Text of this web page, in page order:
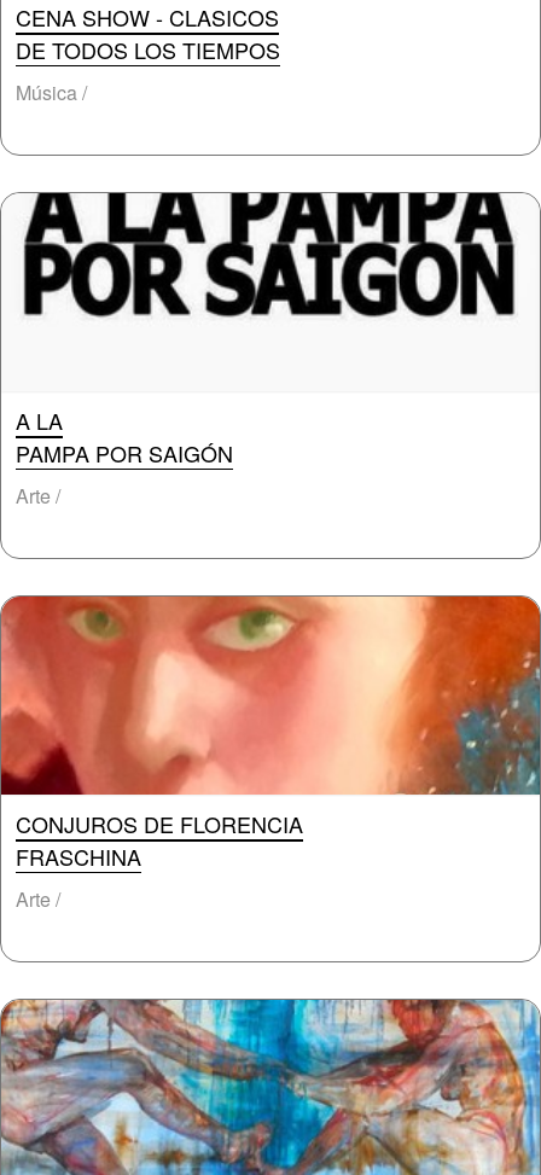
CENA SHOW - CLASICOS
DE TODOS LOS TIEMPOS
Música /
A LA
PAMPA POR SAIGÓN
Arte /
CONJUROS DE FLORENCIA
FRASCHINA
Arte /